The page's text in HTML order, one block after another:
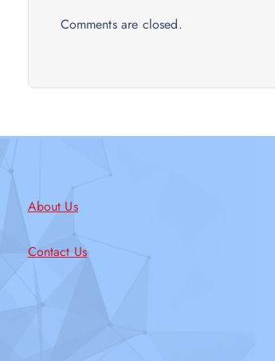
Comments are closed.
About Us
Contact Us